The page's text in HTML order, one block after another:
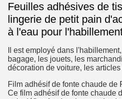
Feuilles adhésives de
lingerie de petit pain
à l'eau pour
Il est employé dans
bagage, les jouets, les
décoration de voiture, les
Film adhésif de fonte chaude de
Ce film adhésif de fonte chaude